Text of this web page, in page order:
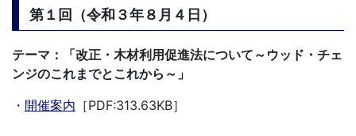
第１回（令和３年８月４日）
テーマ：「改正・木材利用促進法について～ウッド・チェ
ンジのこれまでとこれから～」
・ 開催案内 ［PDF:313.63KB］